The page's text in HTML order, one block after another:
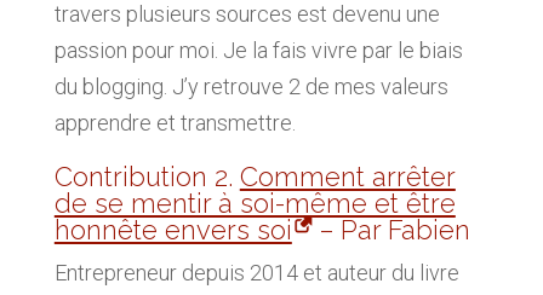
travers plusieurs sources est devenu une
passion pour moi. Je la fais vivre par le biais
du blogging. J’y retrouve 2 de mes valeurs
apprendre et transmettre.
Contribution 2. Comment arrêter
de se mentir à soi-même et être
honnête envers soi
– Par Fabien
Entrepreneur depuis 2014 et auteur du livre